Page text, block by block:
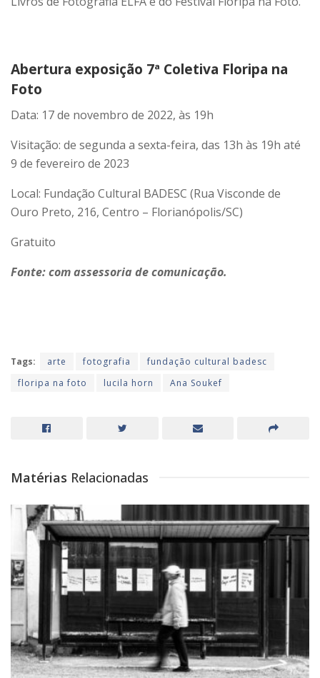
Abertura exposição 7ª Coletiva Floripa na
Foto
Data: 17 de novembro de 2022, às 19h
Visitação: de segunda a sexta-feira, das 13h às 19h até
9 de fevereiro de 2023
Local: Fundação Cultural BADESC (Rua Visconde de
Ouro Preto, 216, Centro – Florianópolis/SC)
Gratuito
Fonte: com assessoria de comunicação.
Tags: arte fotografia
fundação cultural badesc
floripa na foto
lucila horn Ana Soukef
Matérias Relacionadas